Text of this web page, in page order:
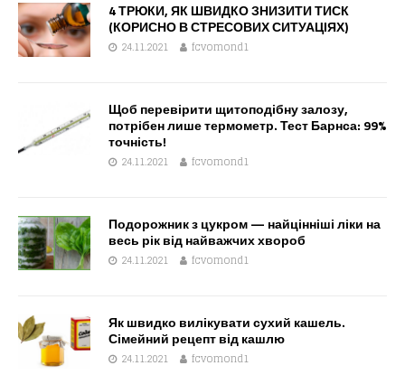
4 ТРЮКИ, ЯК ШВИДКО ЗНИЗИТИ ТИСК
(КОРИСНО В СТРЕСОВИХ СИТУАЦІЯХ)
24.11.2021 fcvomond1
Щоб перевірити щитоподібну залозу,
потрібен лише термометр. Тест Барнса: 99%
точність!
24.11.2021 fcvomond1
Подорожник з цукром — найцінніші ліки на
весь рік від найважчих хвороб
24.11.2021 fcvomond1
Як швидко вилікувати сухий кашель.
Сімейний рецепт від кашлю
24.11.2021 fcvomond1